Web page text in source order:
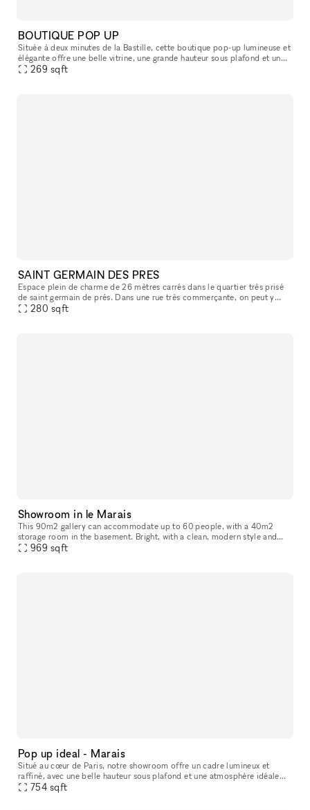
BOUTIQUE POP UP
Située à deux minutes de la Bastille, cette boutique pop-up lumineuse et
élégante offre une belle vitrine, une grande hauteur sous plafond et un
agencement idéal pour tous vos projets : showroom, exp
269 sqft
SAINT GERMAIN DES PRES
Espace plein de charme de 26 mètres carrés dans le quartier très prisé
de saint germain de prés. Dans une rue très commerçante, on peut y
apercevoir le carré saint germain, idéal pour y accueillir sa
280 sqft
Showroom in le Marais
This 90m2 gallery can accommodate up to 60 people, with a 40m2
storage room in the basement. Bright, with a clean, modern style and
ample hanging space, this gallery is ideal for art exhibitions, sh
969 sqft
Pop up ideal - Marais
Situé au cœur de Paris, notre showroom offre un cadre lumineux et
raffiné, avec une belle hauteur sous plafond et une atmosphère idéale
pour accueillir des marques, des collections et des événements
754 sqft